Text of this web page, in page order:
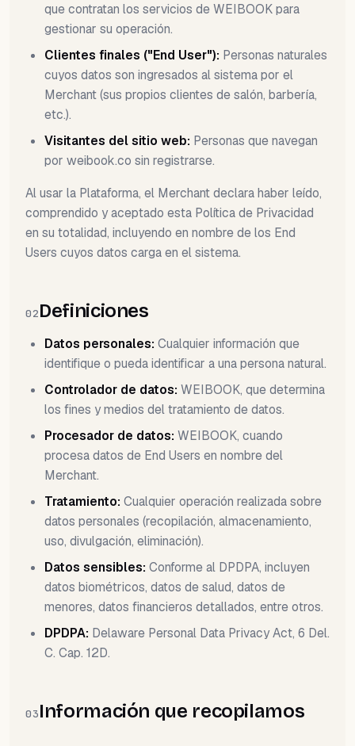
que contratan los servicios de WEIBOOK para
gestionar su operación.
Clientes finales ("End User"): Personas naturales
cuyos datos son ingresados al sistema por el
Merchant (sus propios clientes de salón, barbería,
etc.).
Visitantes del sitio web: Personas que navegan
por weibook.co sin registrarse.
Al usar la Plataforma, el Merchant declara haber leído,
comprendido y aceptado esta Política de Privacidad
en su totalidad, incluyendo en nombre de los End
Users cuyos datos carga en el sistema.
02Definiciones
Datos personales: Cualquier información que
identifique o pueda identificar a una persona natural.
Controlador de datos: WEIBOOK, que determina
los fines y medios del tratamiento de datos.
Procesador de datos: WEIBOOK, cuando
procesa datos de End Users en nombre del
Merchant.
Tratamiento: Cualquier operación realizada sobre
datos personales (recopilación, almacenamiento,
uso, divulgación, eliminación).
Datos sensibles: Conforme al DPDPA, incluyen
datos biométricos, datos de salud, datos de
menores, datos financieros detallados, entre otros.
DPDPA: Delaware Personal Data Privacy Act, 6 Del.
C. Cap. 12D.
03Información que recopilamos